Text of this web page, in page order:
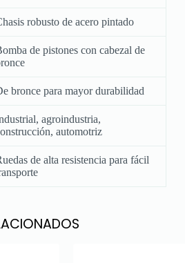
robusto de acero pintado
de pistones con cabezal de
bronce para mayor durabilidad
agroindustria,
automotriz
de alta resistencia para fácil